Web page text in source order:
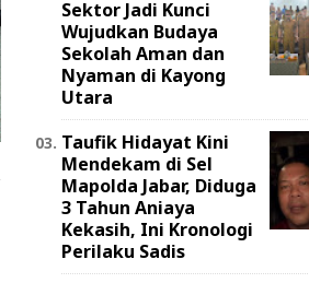
Sektor Jadi Kunci
Wujudkan Budaya
Sekolah Aman dan
Nyaman di Kayong
Utara
Taufik Hidayat Kini
Mendekam di Sel
Mapolda Jabar, Diduga
3 Tahun Aniaya
Kekasih, Ini Kronologi
Perilaku Sadis